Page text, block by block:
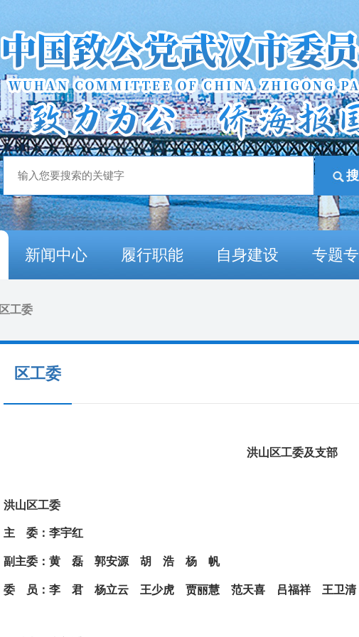
新闻中心 履行职能 自身建设 专题
区工委
区工委
洪山区工委及支部
洪山区工委
主委：李宇红
副主委：黄磊郭安源胡浩杨帆
委 员：李君杨立云 王少虎贾丽慧范天喜 吕福祥 王卫